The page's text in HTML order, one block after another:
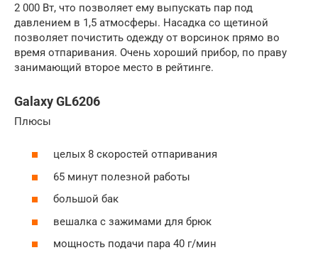
2 000 Вт, что позволяет ему выпускать пар под
давлением в 1,5 атмосферы. Насадка со щетиной
позволяет почистить одежду от ворсинок прямо во
время отпаривания. Очень хороший прибор, по праву
занимающий второе место в рейтинге.
Galaxy GL6206
Плюсы
целых 8 скоростей отпаривания
65 минут полезной работы
большой бак
вешалка с зажимами для брюк
мощность подачи пара 40 г/мин